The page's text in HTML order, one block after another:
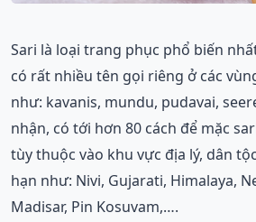
Sari là loại trang phục phổ biến
có rất nhiều tên gọi riêng ở các
như: kavanis, mundu, pudavai,
nhận, có tới hơn 80 cách để mặc
tùy thuộc vào khu vực địa lý, dân
hạn như: Nivi, Gujarati, Himalaya,
Madisar, Pin Kosuvam,….